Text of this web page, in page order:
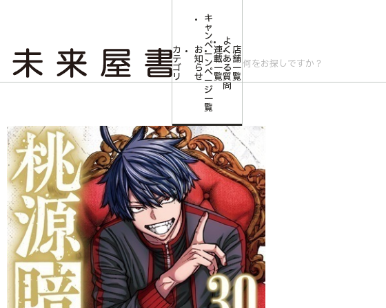
カ
テ
ゴ
リ
お
知
ら
せ
キ
ャ
ン
ペ
ー
ン
ペ
ー
ジ
一
覧
連
載
一
覧
よ
く
あ
る
質
問
店
舗
一
覧
【未来屋書店限定イラストカード付き】桃源暗鬼 30 特装版